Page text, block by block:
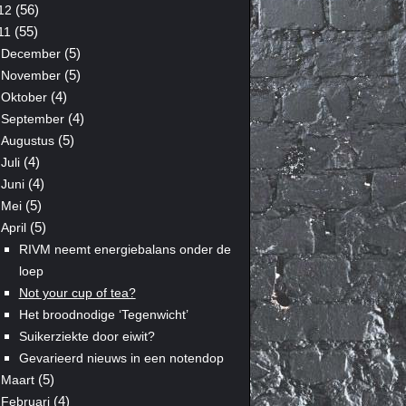
(56)
(55)
December(5)
November(5)
Oktober(4)
September(4)
Augustus(5)
Juli(4)
Juni(4)
Mei(5)
April(5)
RIVM neemt energiebalans onder de
loep
Not your cup of tea?
Het broodnodige ‘Tegenwicht’
Suikerziekte door eiwit?
Gevarieerd nieuws in een notendop
Maart(5)
Februari(4)